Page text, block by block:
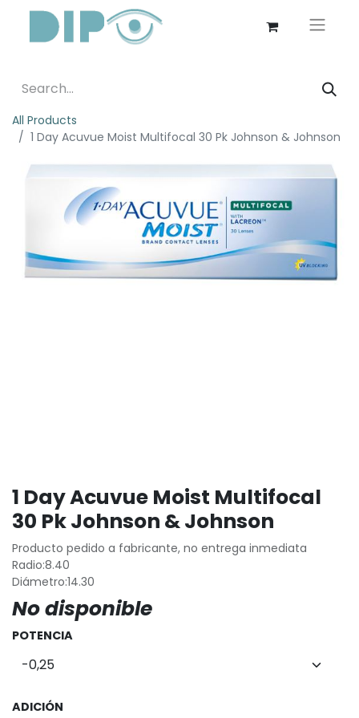
All Products
1 Day Acuvue Moist Multifocal 30 Pk Johnson & Johnson
1 Day Acuvue Moist Multifocal
30 Pk Johnson & Johnson
Producto pedido a fabricante, no entrega inmediata
Radio:8.40
Diámetro:14.30
No disponible
POTENCIA
ADICIÓN